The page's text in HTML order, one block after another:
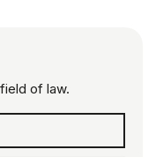
of law.